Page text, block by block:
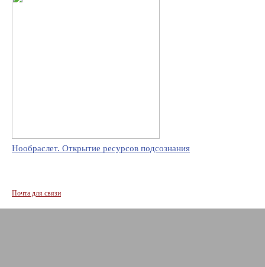
Нообраслет. Открытие ресурсов подсознания
Почта для связи